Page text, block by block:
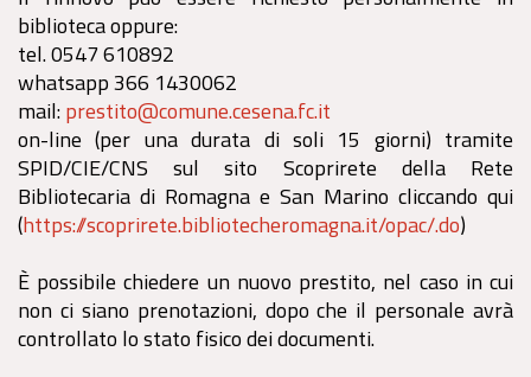
biblioteca oppure:
tel. 0547 610892
whatsapp 366 1430062
mail:prestito@comune.cesena.fc.it
on-line (per una durata di soli 15 giorni) tramite
SPID/CIE/CNS sul sito Scoprirete della Rete
Bibliotecaria di Romagna e San Marino cliccando qui
(https://scoprirete.bibliotecheromagna.it/opac/.do)
È possibile chiedere un nuovo prestito, nel caso in cui
non ci siano prenotazioni, dopo che il personale avrà
controllato lo stato fisico dei documenti.